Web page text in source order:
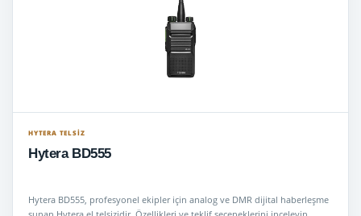
HYTERA TELSIZ
Hytera BD555
Hytera BD555, profesyonel ekipler için analog ve DMR dijital haberleşme